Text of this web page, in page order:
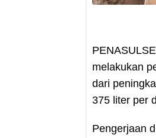
melakukan
dari
375 liter per
Pengerjaan